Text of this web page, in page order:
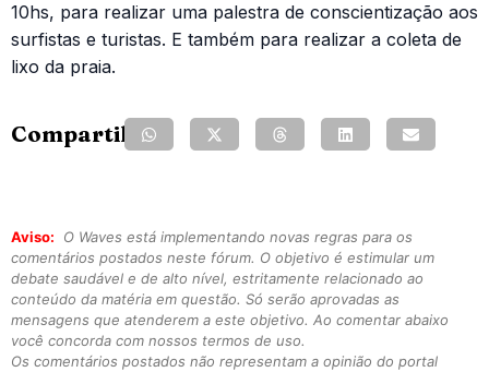
10hs, para realizar uma palestra de conscientização aos
surfistas e turistas. E também para realizar a coleta de
lixo da praia.
Compartilhe:
Aviso:
O Waves está implementando novas regras para os
comentários postados neste fórum. O objetivo é estimular um
debate saudável e de alto nível, estritamente relacionado ao
conteúdo da matéria em questão. Só serão aprovadas as
mensagens que atenderem a este objetivo. Ao comentar abaixo
você concorda com nossos termos de uso.
Os comentários postados não representam a opinião do portal